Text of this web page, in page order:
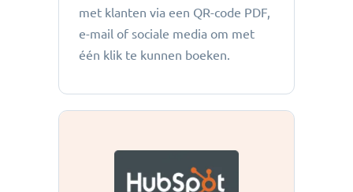
met klanten via een QR-code PDF,
e-mail of sociale media om met
één klik te kunnen boeken.